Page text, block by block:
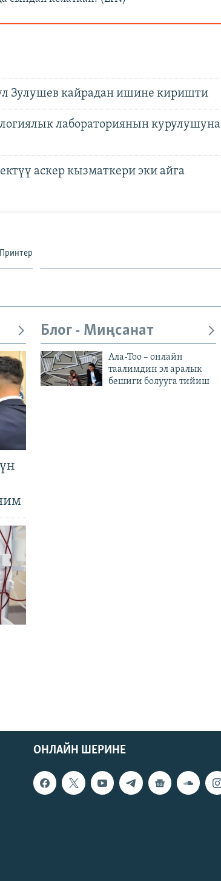
Зулушев кайрадан ишине киришти
лабораториянын курулушуна
аскер кызматкери эки айга
Принтер
Блог - Миңсанат
Ала-Тоо – онлайн
таалимдин эл аралык
бешиги болууга тийиш
ОНЛАЙН ШЕРИНЕ